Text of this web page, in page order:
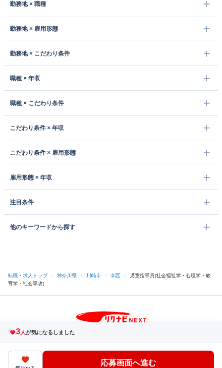
勤務地 × 職種
勤務地 × 雇用形態
勤務地 × こだわり条件
職種 × 年収
職種 × こだわり条件
こだわり条件 × 年収
こだわり条件 × 雇用形態
雇用形態 × 年収
注目条件
他のキーワードから探す
3人が気になるしました
転職・求人トップ / 神奈川県 / 川崎市 / 幸区 /
児童指導員(社会福祉学・心理学・教
育学・社会専攻)
応募画面へ進む
中途採用をご検討の企業様
ヘルプ・お問い合わせ